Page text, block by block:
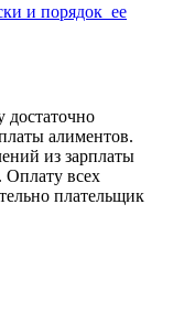
и порядок ее
достаточно
алиментов.
из зарплаты
Оплату всех
плательщик